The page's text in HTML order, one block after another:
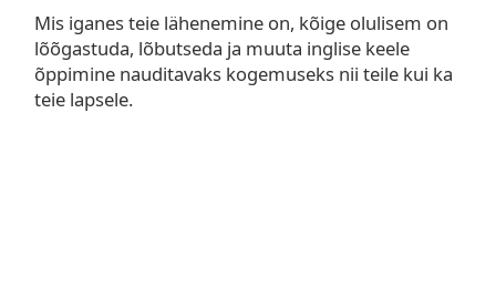
Mis iganes teie lähenemine on, kõige olulisem on
lõõgastuda, lõbutseda ja muuta inglise keele
õppimine nauditavaks kogemuseks nii teile kui ka
teie lapsele.